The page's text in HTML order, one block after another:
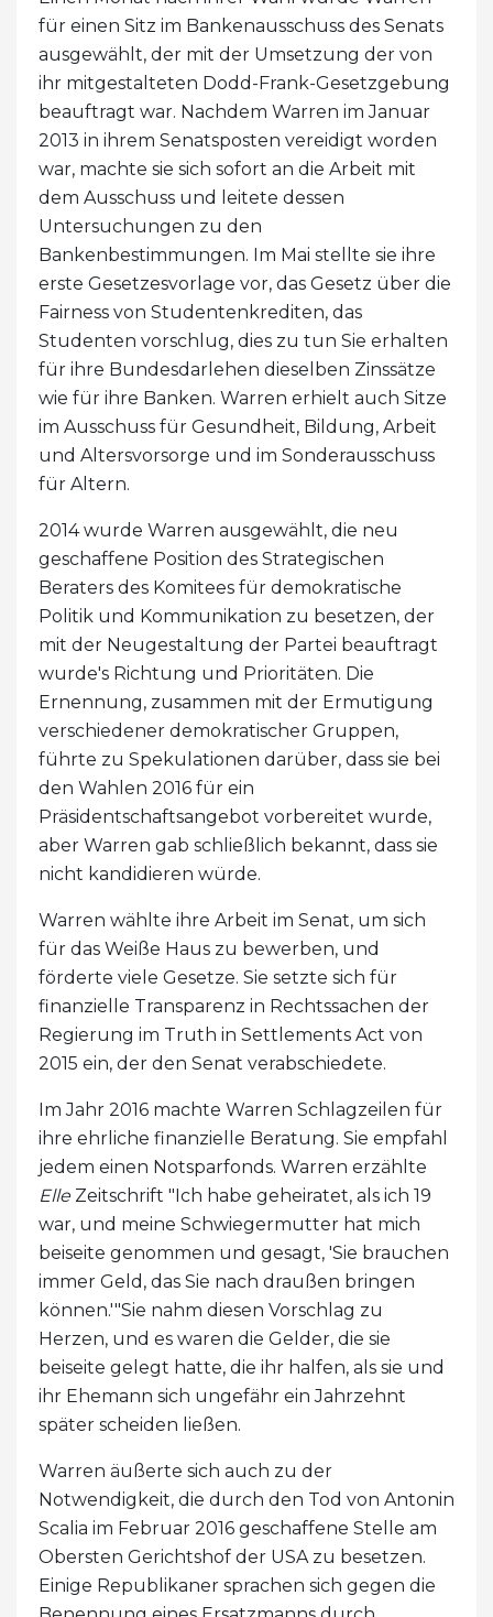
für einen Sitz im Bankenausschuss des Senats
ausgewählt, der mit der Umsetzung der von
ihr mitgestalteten Dodd-Frank-Gesetzgebung
beauftragt war. Nachdem Warren im Januar
2013 in ihrem Senatsposten vereidigt worden
war, machte sie sich sofort an die Arbeit mit
dem Ausschuss und leitete dessen
Untersuchungen zu den
Bankenbestimmungen. Im Mai stellte sie ihre
erste Gesetzesvorlage vor, das Gesetz über die
Fairness von Studentenkrediten, das
Studenten vorschlug, dies zu tun Sie erhalten
für ihre Bundesdarlehen dieselben Zinssätze
wie für ihre Banken. Warren erhielt auch Sitze
im Ausschuss für Gesundheit, Bildung, Arbeit
und Altersvorsorge und im Sonderausschuss
für Altern.
2014 wurde Warren ausgewählt, die neu
geschaffene Position des Strategischen
Beraters des Komitees für demokratische
Politik und Kommunikation zu besetzen, der
mit der Neugestaltung der Partei beauftragt
wurde's Richtung und Prioritäten. Die
Ernennung, zusammen mit der Ermutigung
verschiedener demokratischer Gruppen,
führte zu Spekulationen darüber, dass sie bei
den Wahlen 2016 für ein
Präsidentschaftsangebot vorbereitet wurde,
aber Warren gab schließlich bekannt, dass sie
nicht kandidieren würde.
Warren wählte ihre Arbeit im Senat, um sich
für das Weiße Haus zu bewerben, und
förderte viele Gesetze. Sie setzte sich für
finanzielle Transparenz in Rechtssachen der
Regierung im Truth in Settlements Act von
2015 ein, der den Senat verabschiedete.
Im Jahr 2016 machte Warren Schlagzeilen für
ihre ehrliche finanzielle Beratung. Sie empfahl
jedem einen Notsparfonds. Warren erzählte
ElleZeitschrift "Ich habe geheiratet, als ich 19
war, und meine Schwiegermutter hat mich
beiseite genommen und gesagt, 'Sie brauchen
immer Geld, das Sie nach draußen bringen
können.'"Sie nahm diesen Vorschlag zu
Herzen, und es waren die Gelder, die sie
beiseite gelegt hatte, die ihr halfen, als sie und
ihr Ehemann sich ungefähr ein Jahrzehnt
später scheiden ließen.
Warren äußerte sich auch zu der
Notwendigkeit, die durch den Tod von Antonin
Scalia im Februar 2016 geschaffene Stelle am
Obersten Gerichtshof der USA zu besetzen.
Einige Republikaner sprachen sich gegen die